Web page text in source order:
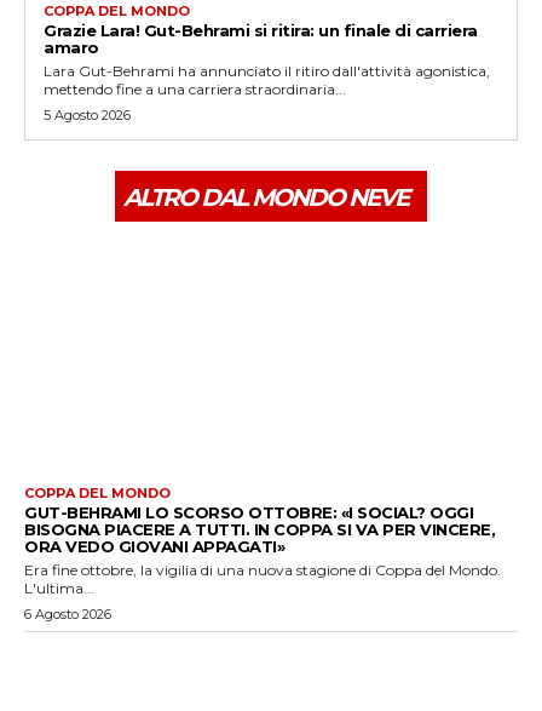
COPPA DEL MONDO
Grazie Lara! Gut-Behrami si ritira: un finale di carriera
amaro
Lara Gut-Behrami ha annunciato il ritiro dall'attività agonistica,
mettendo fine a una carriera straordinaria...
5 Agosto 2026
ALTRO DAL MONDO NEVE
COPPA DEL MONDO
GUT-BEHRAMI LO SCORSO OTTOBRE: «I SOCIAL? OGGI
BISOGNA PIACERE A TUTTI. IN COPPA SI VA PER VINCERE,
ORA VEDO GIOVANI APPAGATI»
Era fine ottobre, la vigilia di una nuova stagione di Coppa del Mondo.
L'ultima...
6 Agosto 2026